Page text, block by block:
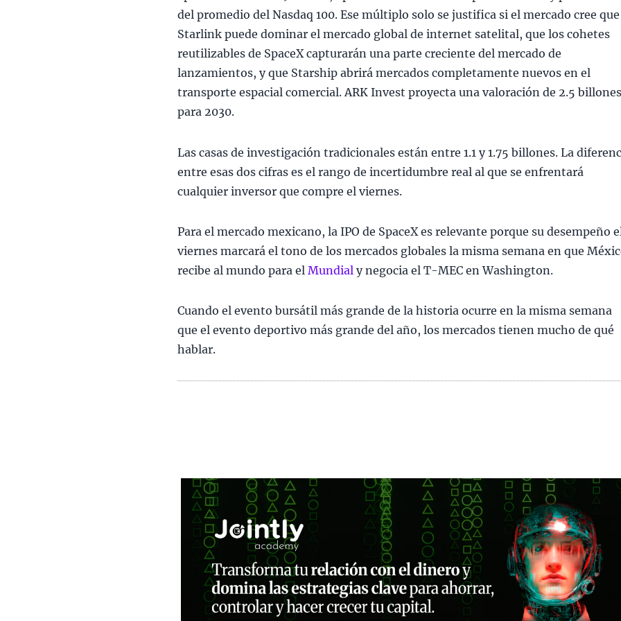
del promedio del Nasdaq 100. Ese múltiplo solo se justifica si el mercado cree que
Starlink puede dominar el mercado global de internet satelital, que los cohetes
reutilizables de SpaceX capturarán una parte creciente del mercado de
lanzamientos, y que Starship abrirá mercados completamente nuevos en el
transporte espacial comercial. ARK Invest proyecta una valoración de 2.5 billones
para 2030.
Las casas de investigación tradicionales están entre 1.1 y 1.75 billones. La
entre esas dos cifras es el rango de incertidumbre real al que se enfrentará
cualquier inversor que compre el viernes.
Para el mercado mexicano, la IPO de SpaceX es relevante porque su desempeño
viernes marcará el tono de los mercados globales la misma semana en que
recibe al mundo para elMundialy negocia el T-MEC en Washington.
Cuando el evento bursátil más grande de la historia ocurre en la misma semana
que el evento deportivo más grande del año, los mercados tienen mucho de qué
hablar.